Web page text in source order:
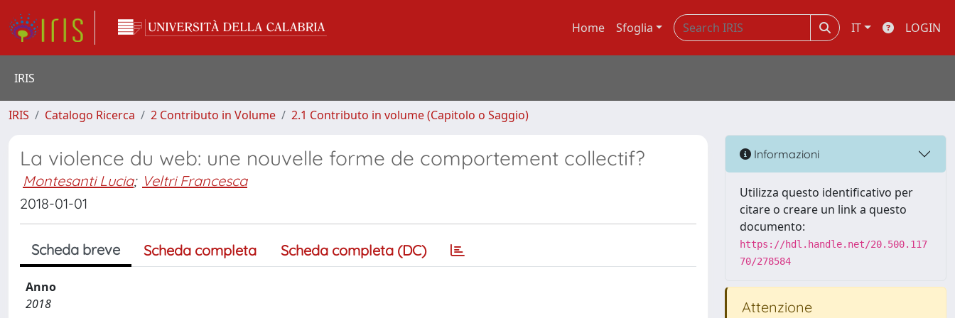
Home Sfoglia IT LOGIN
IRIS
IRIS Catalogo Ricerca 2 Contributo in Volume 2.1 Contributo in volume (Capitolo o Saggio)
La violence du web: une nouvelle forme de comportement collectif?
Montesanti Lucia; Veltri Francesca
2018-01-01
Scheda breve Scheda completa Scheda completa (DC)
Anno
2018
Informazioni
Utilizza questo identificativo per
citare o creare un link a questo
documento:
https://hdl.handle.net/20.500.117
70/278584
Attenzione